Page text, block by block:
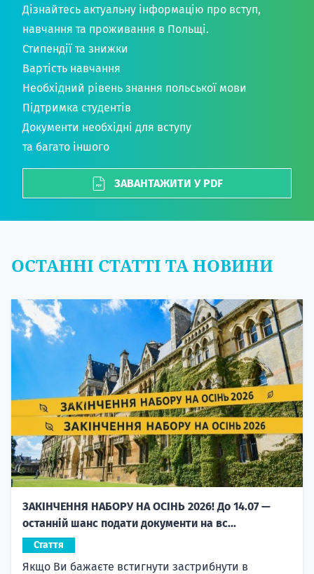
Дізнайтесь актуальну інформацію про вступ,
навчання та проживання в Польщі.
Стипендії та знижки
Вартість навчання
Необхідний рівень знання польської мови
Підтримка студентів
Документи необхідні для вступу
та багато іншого
ЗАВАНТАЖИТИ У PDF
ОСТАННІ СТАТТІ ТА НОВИНИ
ЗАКІНЧЕННЯ НАБОРУ НА ОСІНЬ 2026! До 14.07 —
останній шанс подати документи на вс...
Стаття
Якщо Ви бажаєте встигнути застрибнути в